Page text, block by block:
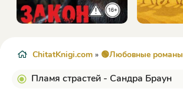
ChitatKnigi.com » 🟢Любовные романы
Пламя страстей - Сандра Браун